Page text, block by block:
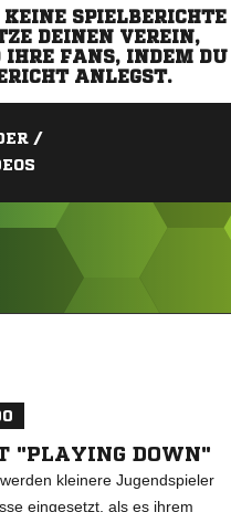
SPIELBERICHTE
DEINEN VEREIN,
FANS, INDEM DU
ANLEGST.
/
"PLAYING DOWN"
kleinere Jugendspieler
eingesetzt, als es ihrem